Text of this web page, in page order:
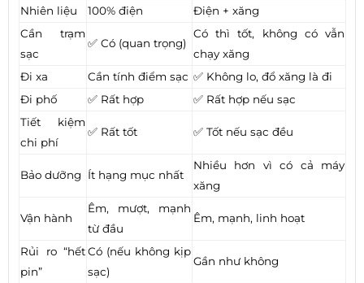
Nhiên liệu 100% điện
Điện + xăng
Cần trạm
sạc
✅ Có (quan trọng)
Có thì tốt, không có vẫn
chạy xăng
Đi xa
Cần tính điểm sạc ✅ Không lo, đổ xăng là đi
Đi phố
✅ Rất hợp
✅ Rất hợp nếu sạc
Tiết kiệm
chi phí
✅ Rất tốt ✅ Tốt nếu sạc đều
Bảo dưỡng Ít hạng mục nhất
Nhiều hơn vì có cả máy
xăng
Vận hành
Êm, mượt, mạnh
từ đầu
Êm, mạnh, linh hoạt
Rủi ro “hết
pin”
Có (nếu không kịp
sạc)
Gần như không